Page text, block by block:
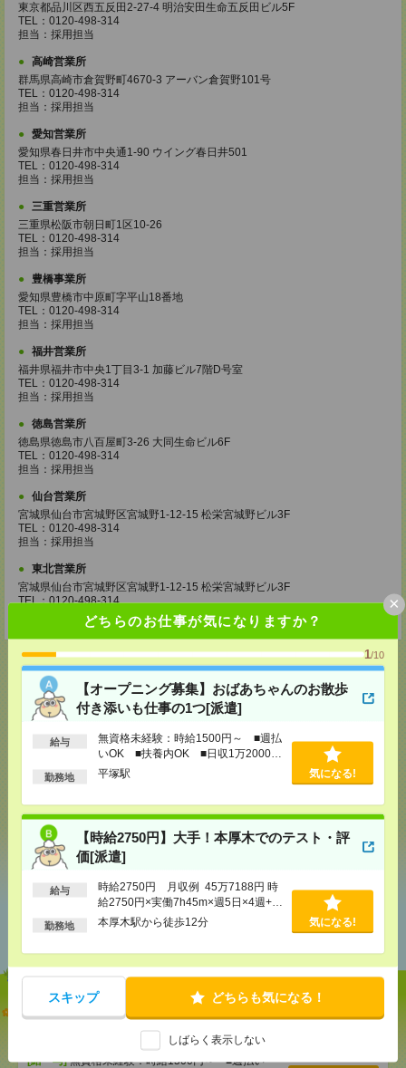
どちらのお仕事が気になりますか？
1/10
【オープニング募集】おばあちゃんのお散歩
付き添いも仕事の1つ[派遣]
給与
無資格未経験：時給1500円～ ■週払
いOK ■扶養内OK ■日収1万2000円
以上
勤務地 平塚駅 気になる!
【時給2750円】大手！本厚木でのテスト・評
価[派遣]
給与
時給2750円 月収例 45万7188円 時
給2750円×実働7h45m×週5日×4週+残
業10h ※月収例を保証するものでは
勤務地 本厚木駅から徒歩12分 気になる!
スキップ どちらも気になる！
しばらく表示しない
×
東京都品川区西五反田2-27-4 明治安田生命五反田ビル5F
TEL：0120-498-314
担当：採用担当
高崎営業所
群馬県高崎市倉賀野町4670-3 アーバン倉賀野101号
TEL：0120-498-314
担当：採用担当
愛知営業所
愛知県春日井市中央通1-90 ウイング春日井501
TEL：0120-498-314
担当：採用担当
三重営業所
三重県松阪市朝日町1区10-26
TEL：0120-498-314
担当：採用担当
豊橋事業所
愛知県豊橋市中原町字平山18番地
TEL：0120-498-314
担当：採用担当
福井営業所
福井県福井市中央1丁目3-1 加藤ビル7階D号室
TEL：0120-498-314
担当：採用担当
徳島営業所
徳島県徳島市八百屋町3-26 大同生命ビル6F
TEL：0120-498-314
担当：採用担当
仙台営業所
宮城県仙台市宮城野区宮城野1-12-15 松栄宮城野ビル3F
TEL：0120-498-314
担当：採用担当
東北営業所
宮城県仙台市宮城野区宮城野1-12-15 松栄宮城野ビル3F
TEL：0120-498-314
担当：採用担当
応募ページへ
シェア ツイート ブックマーク
あなたの閲覧履歴からの
おすすめ
【オープニング募集】おばあちゃんのお散歩付き添
[給 与]無資格未経験：時給1500円～ ■週払い